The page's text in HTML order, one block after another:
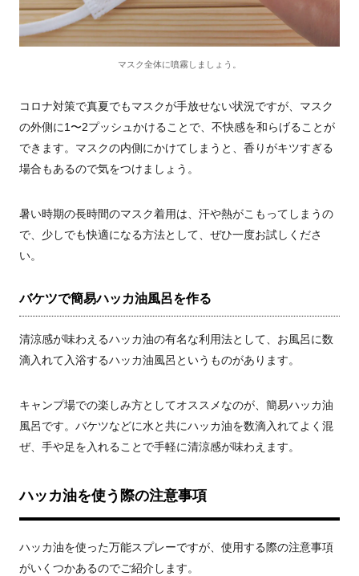
マスク全体に噴霧しましょう。
コロナ対策で真夏でもマスクが手放せない状況ですが、マスク
の外側に1〜2プッシュかけることで、不快感を和らげることが
できます。マスクの内側にかけてしまうと、香りがキツすぎる
場合もあるので気をつけましょう。
暑い時期の長時間のマスク着用は、汗や熱がこもってしまうの
で、少しでも快適になる方法として、ぜひ一度お試しくださ
い。
バケツで簡易ハッカ油風呂を作る
清涼感が味わえるハッカ油の有名な利用法として、お風呂に数
滴入れて入浴するハッカ油風呂というものがあります。
キャンプ場での楽しみ方としてオススメなのが、簡易ハッカ油
風呂です。バケツなどに水と共にハッカ油を数滴入れてよく混
ぜ、手や足を入れることで手軽に清涼感が味わえます。
ハッカ油を使う際の注意事項
ハッカ油を使った万能スプレーですが、使用する際の注意事項
がいくつかあるのでご紹介します。